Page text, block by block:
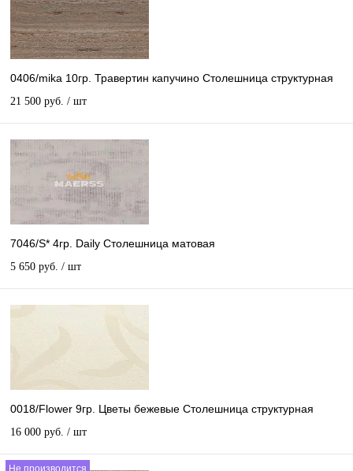
0406/mika 10гр. Травертин капучино Столешница структурная
21 500 руб. / шт
7046/S* 4гр. Daily Столешница матовая
5 650 руб. / шт
0018/Flower 9гр. Цветы бежевые Столешница структурная
16 000 руб. / шт
Не производится